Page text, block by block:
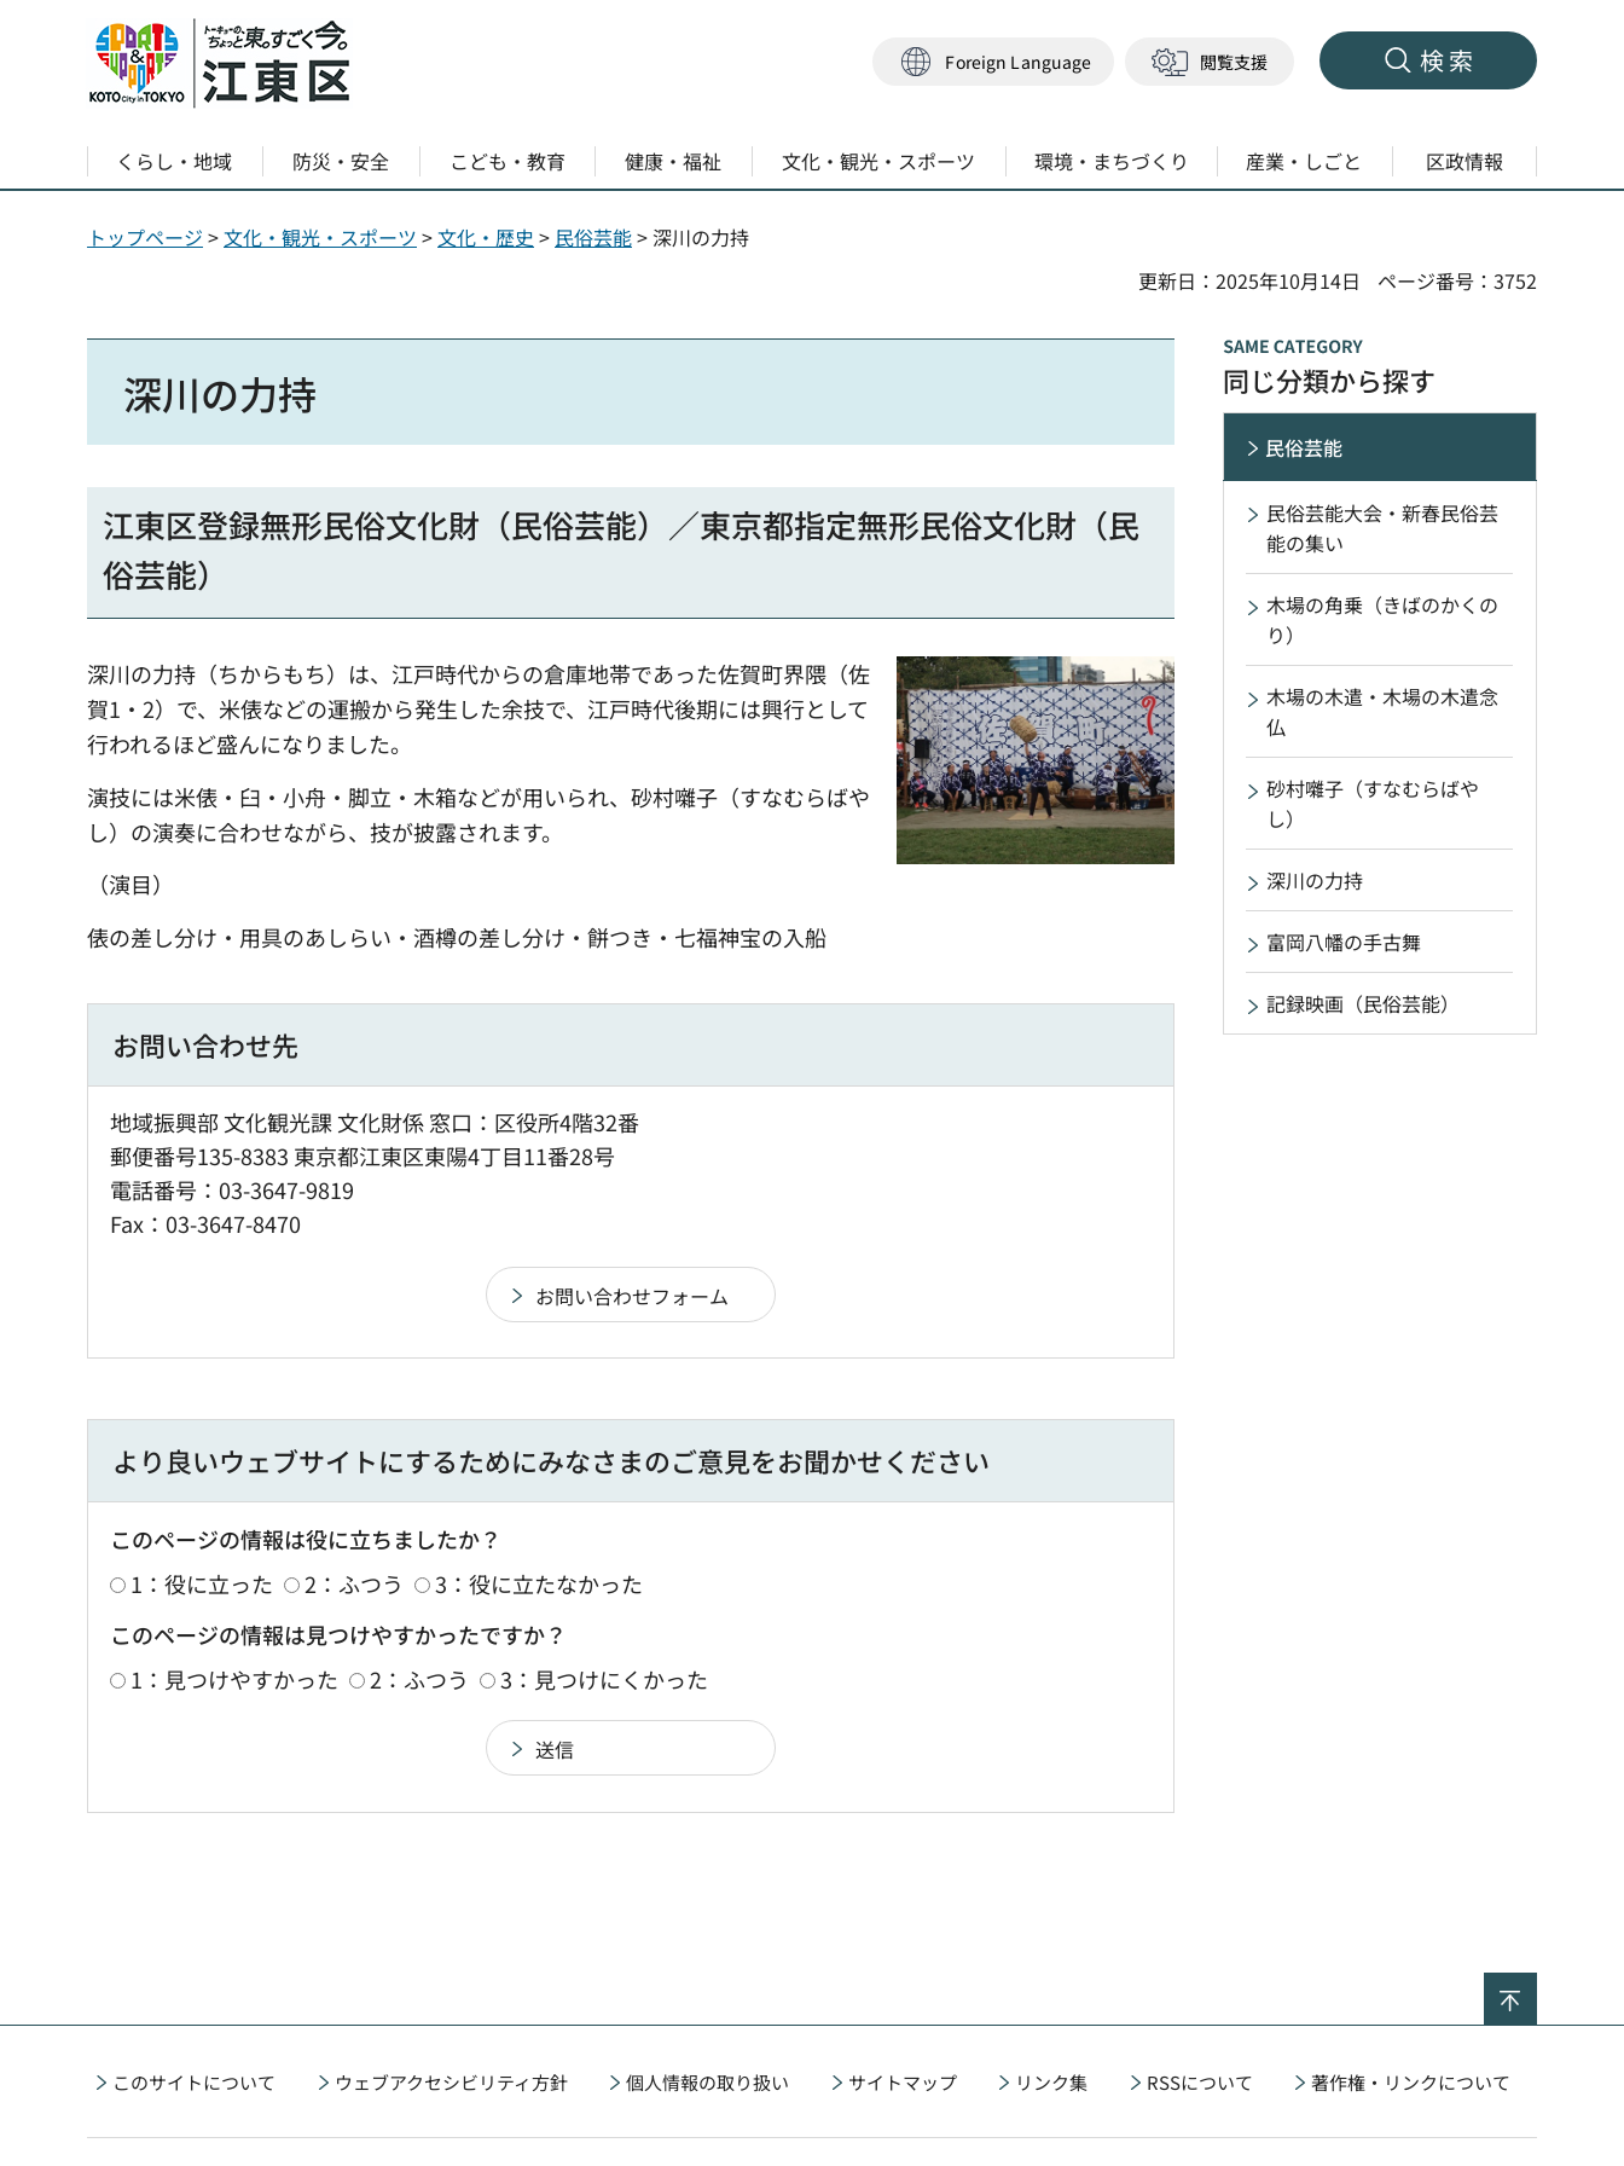
Foreign Language 閲覧支援 検索
くらし・地域 防災・安全 こども・教育 健康・福祉 文化・観光・スポーツ 環境・まちづくり 産業・しごと 区政情報
トップページ >文化・観光・スポーツ >文化・歴史 > 民俗芸能> 深川の力持
更新日：2025年10月14日
ページ番号：3752
深川の力持
江東区登録無形民俗文化財（民俗芸能）／東京都指定無形民俗文化財（民
俗芸能）
深川の力持（ちからもち）は、江戸時代からの倉庫地帯であった佐賀町界隈（佐
賀1・2）で、米俵などの運搬から発生した余技で、江戸時代後期には興行として
行われるほど盛んになりました。
演技には米俵・臼・小舟・脚立・木箱などが用いられ、砂村囃子（すなむらばや
し）の演奏に合わせながら、技が披露されます。
（演目）
俵の差し分け・用具のあしらい・酒樽の差し分け・餅つき・七福神宝の入船
お問い合わせ先
地域振興部 文化観光課 文化財係 窓口：区役所4階32番
郵便番号135-8383 東京都江東区東陽4丁目11番28号
電話番号：03-3647-9819
Fax：03-3647-8470
より良いウェブサイトにするためにみなさまのご意見をお聞かせください
このページの情報は役に立ちましたか？
1：役に立った
2：ふつう
3：役に立たなかった
このページの情報は見つけやすかったですか？
1：見つけやすかった
2：ふつう 3：見つけにくかった
同じ分類から探す
民俗芸能
民俗芸能大会・新春民俗芸
能の集い
木場の角乗（きばのかくの
り）
木場の木遣・木場の木遣念
仏
砂村囃子（すなむらばや
し）
深川の力持
富岡八幡の手古舞
記録映画（民俗芸能）
このサイトについて ウェブアクセシビリティ方針 個人情報の取り扱い サイトマップ リンク集 RSSについて 著作権・リンクについて